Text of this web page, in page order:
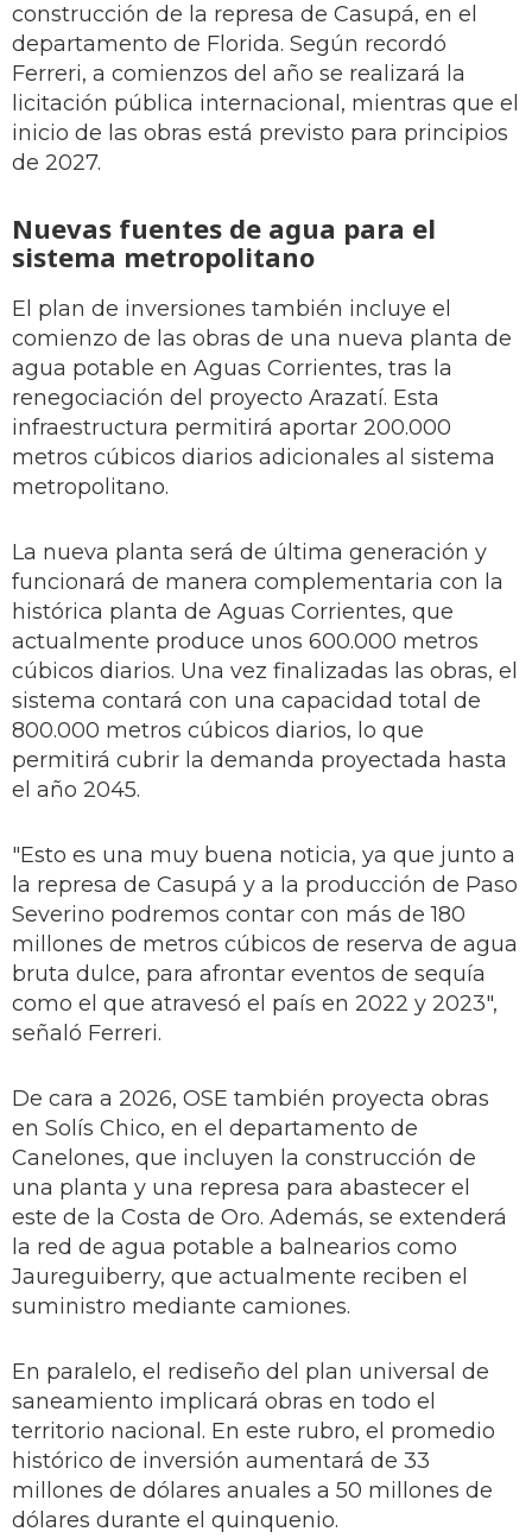
construcción de la represa de Casupá, en el
departamento de Florida. Según recordó
Ferreri, a comienzos del año se realizará la
licitación pública internacional, mientras que el
inicio de las obras está previsto para principios
de 2027.
Nuevas fuentes de agua para el
sistema metropolitano
El plan de inversiones también incluye el
comienzo de las obras de una nueva planta de
agua potable en Aguas Corrientes, tras la
renegociación del proyecto Arazatí. Esta
infraestructura permitirá aportar 200.000
metros cúbicos diarios adicionales al sistema
metropolitano.
La nueva planta será de última generación y
funcionará de manera complementaria con la
histórica planta de Aguas Corrientes, que
actualmente produce unos 600.000 metros
cúbicos diarios. Una vez finalizadas las obras, el
sistema contará con una capacidad total de
800.000 metros cúbicos diarios, lo que
permitirá cubrir la demanda proyectada hasta
el año 2045.
"Esto es una muy buena noticia, ya que junto a
la represa de Casupá y a la producción de Paso
Severino podremos contar con más de 180
millones de metros cúbicos de reserva de agua
bruta dulce, para afrontar eventos de sequía
como el que atravesó el país en 2022 y 2023",
señaló Ferreri.
De cara a 2026, OSE también proyecta obras
en Solís Chico, en el departamento de
Canelones, que incluyen la construcción de
una planta y una represa para abastecer el
este de la Costa de Oro. Además, se extenderá
la red de agua potable a balnearios como
Jaureguiberry, que actualmente reciben el
suministro mediante camiones.
En paralelo, el rediseño del plan universal de
saneamiento implicará obras en todo el
territorio nacional. En este rubro, el promedio
histórico de inversión aumentará de 33
millones de dólares anuales a 50 millones de
dólares durante el quinquenio.